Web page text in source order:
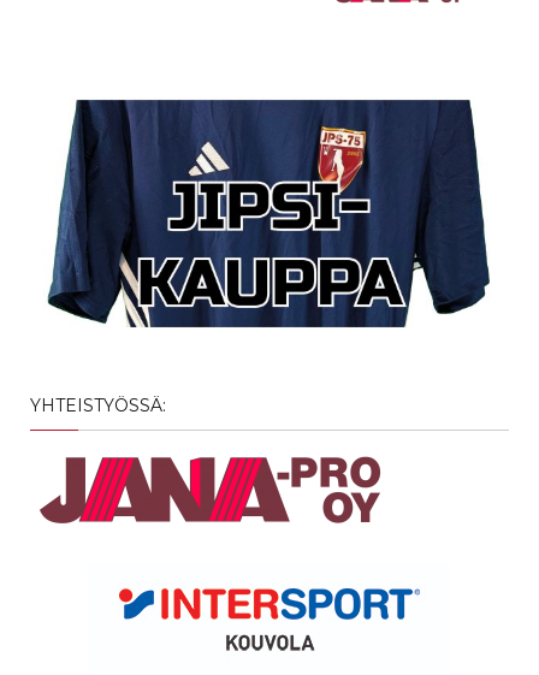
YHTEISTYÖSSÄ: